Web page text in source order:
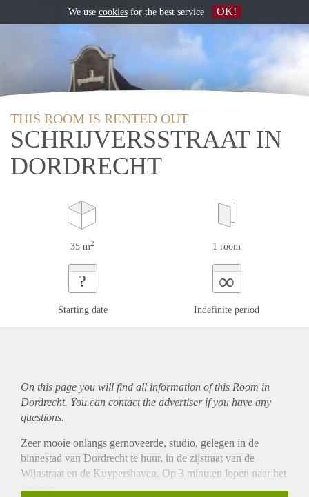
THIS ROOM IS RENTED OUT
SCHRIJVERSSTRAAT IN
DORDRECHT
35 m2 1 room
?
Starting date
∞
Indefinite period
On this page you will find all information of this Room in
Dordrecht. You can contact the advertiser if you have any
questions.
Zeer mooie onlangs gernoveerde, studio, gelegen in de
binnestad van Dordrecht te huur, in de zijstraat van de
Wijnstraat en de Kuypershaven. Op 3 minuten lopen naar het
centrum.
We use cookiesfor the best service OK!